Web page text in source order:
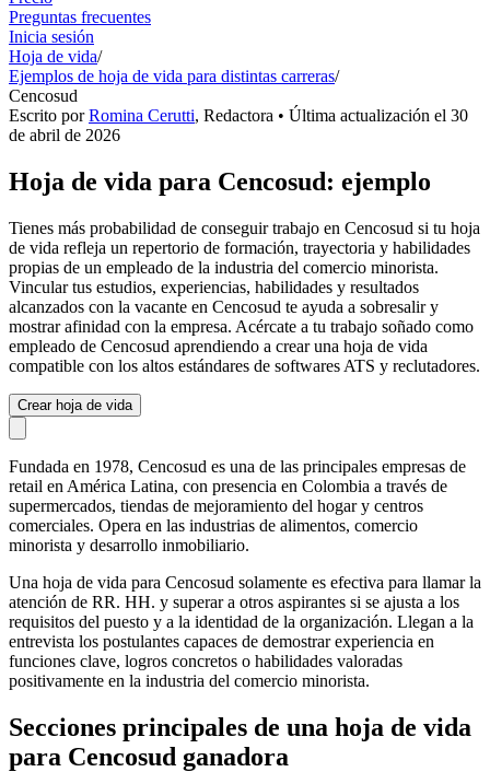
Preguntas frecuentes
Inicia sesión
Hoja de vida/
Ejemplos de hoja de vida para distintas carreras/
Cencosud
Escrito porRomina Cerutti, Redactora • Última actualización el 30
de abril de 2026
Hoja de vida para Cencosud: ejemplo
Tienes más probabilidad de conseguir trabajo en Cencosud si tu hoja
de vida refleja un repertorio de formación, trayectoria y habilidades
propias de un empleado de la industria del comercio minorista.
Vincular tus estudios, experiencias, habilidades y resultados
alcanzados con la vacante en Cencosud te ayuda a sobresalir y
mostrar afinidad con la empresa. Acércate a tu trabajo soñado como
empleado de Cencosud aprendiendo a crear una hoja de vida
compatible con los altos estándares de softwares ATS y reclutadores.
Crear hoja de vida
Fundada en 1978, Cencosud es una de las principales empresas de
retail en América Latina, con presencia en Colombia a través de
supermercados, tiendas de mejoramiento del hogar y centros
comerciales. Opera en las industrias de alimentos, comercio
minorista y desarrollo inmobiliario.
Una hoja de vida para Cencosud solamente es efectiva para llamar la
atención de RR. HH. y superar a otros aspirantes si se ajusta a los
requisitos del puesto y a la identidad de la organización. Llegan a la
entrevista los postulantes capaces de demostrar experiencia en
funciones clave, logros concretos o habilidades valoradas
positivamente en la industria del comercio minorista.
Secciones principales de una hoja de vida
para Cencosud ganadora